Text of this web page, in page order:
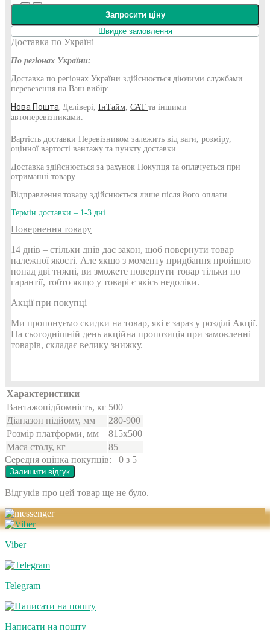
Запросити ціну
Швидке замовлення
Доставка по Україні
По регіонах України:
Доставка по регіонах України здійснюється діючими службами
перевезення на Ваш вибір:
Нова Пошта, Делівері, ІнТайм САТ та іншими
автоперевізниками.
Вартість доставки Перевізником залежить від ваги, розміру,
оцінної вартості вантажу та пункту доставки.
Доставка здійснюється за рахунок Покупця та оплачується при
отриманні товару.
Відправлення товару здійснюється лише після його оплати.
Термін доставки – 1-3 дні.
Повернення товару
14 днів – стільки днів дає закон, щоб повернути товар
належної якості. Але якщо з моменту придбання пройшло
понад дві тижні, ви зможете повернути товар тільки по
гарантії, тобто якщо у товарі є якісь недоліки.
Акції при покупці
Ми пропонуємо скидки на товар, які є зараз у розділі Акції.
На сьогоднішній день акційна пропозиція при замовленні
товарів, складає велику знижку.
Характеристики
Вантажопідйомність, кг 500
Діапазон підйому, мм
280-900
Розмір платформи, мм
815х500
Маса столу, кг
85
Середня оцінка покупців:
0 з 5
Залишити відгук
Відгуків про цей товар ще не було.
Viber
Telegram
Написати на пошту